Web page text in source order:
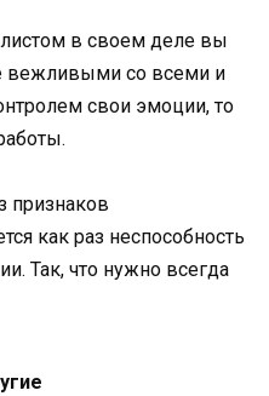
в своем деле вы
вежливыми со всеми и
свои эмоции, то
признаков
как раз неспособность
Так, что нужно всегда